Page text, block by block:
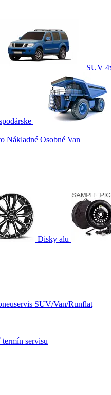
SUV
Nákladné Osobné Van
Disky alu
SUV/Van/Runflat
servisu